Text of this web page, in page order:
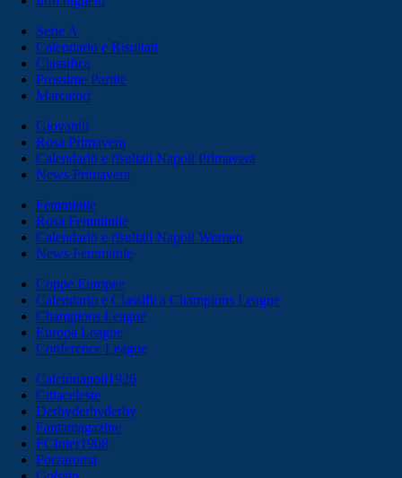
Serie A
Calendario e Risultati
Classifica
Prossime Partite
Marcatori
Giovanili
Rosa Primavera
Calendario e risultati Napoli Primavera
News Primavera
Femminile
Rosa Femminile
Calendario e risultati Napoli Women
News Femminile
Coppe Europee
Calendario e Classifica Champions League
Champions League
Europa League
Conference League
Calcionapoli1926
Cittaceleste
Derbyderbyderby
Fantamagazine
FCInter1908
Forzaroma